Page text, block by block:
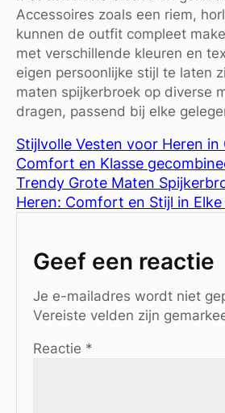
Accessoires zoals een riem,
kunnen de outfit compleet
met verschillende kleuren en
eigen persoonlijke stijl te laten
maten spijkerbroek op diverse
dragen, passend bij elke
Stijlvolle Vesten voor Heren in
Comfort en Klasse
Trendy Grote Maten
Heren: Comfort en Stijl in
Geef een reactie
Je e-mailadres wordt niet
Vereiste velden zijn
Reactie *